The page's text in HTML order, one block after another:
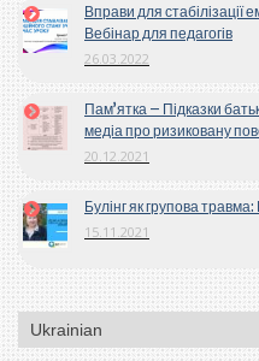
Вправи для стабілізації
Вебінар для педагогів
26.03.2022
Пам’ятка – Підказки
медіа про ризиковану
20.12.2021
Булінг як групова
15.11.2021
Вибрати
мову